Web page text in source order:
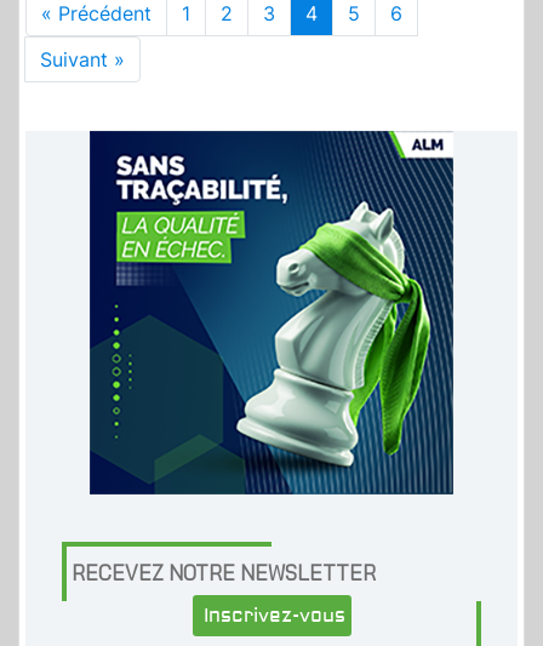
« Précédent 1 2 3 4 5
6
Suivant »
RECEVEZ NOTRE NEWSLETTER
Inscrivez-vous